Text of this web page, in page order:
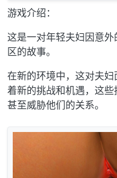
游戏介绍：
这是一对年轻夫妇因意
区的故事。
在新的环境中，这对夫
着新的挑战和机遇，这
甚至威胁他们的关系。